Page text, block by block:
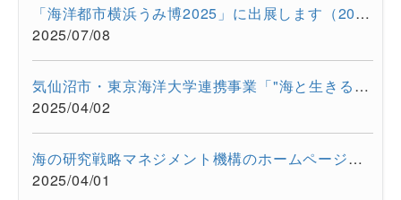
「海洋都市横浜うみ博2025」に出展します（2025年7月12日・13日）
2025/07/08
気仙沼市・東京海洋大学連携事業「"海と生きる"連続水産セミナー...
2025/04/02
海の研究戦略マネジメント機構のホームページをリニューアルしま...
2025/04/01